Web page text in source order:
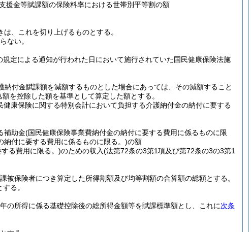
金等賦課額の保険料率における世帯別平等割の額
、これを切り上げるものとする。
ない。
定による通知が行われた日において施行されていた国民健康保険法施
納付金賦課額を減額するものとした場合にあっては、その減額すること
を控除した額を基準として算定した額とする。
健康保険に関する特別会計において負担する介護納付金の納付に要する
補助金(国民健康保険事業費納付金の納付に要する費用に係るものに限
納付に要する費用に係るものに限る。)の額
る費用に限る。)のための収入(法第72条の3第1項及び第72条の3の3第1
保険者につき算定した所得割額及び均等割額の合算額の総額とする。
る。
の所得に係る基礎控除後の総所得金額等を賦課標準額とし、これに次条